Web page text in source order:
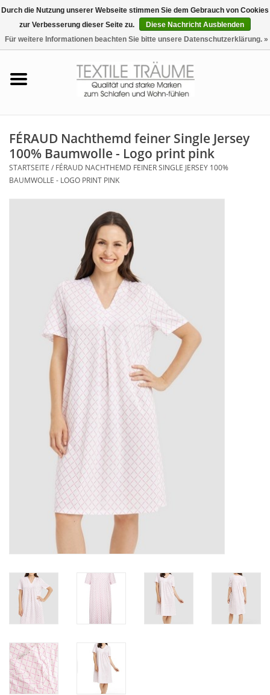
0 Artikel - €0,00
Tag & Nachtwäsche
Badezimmer & Sauna
Haus-Bademäntel
Plaids, Decken, Kissen
Mode & Accessoires
Edles aus Cashmere
Tisch & Küche
Geschenkideen und
Accessoires Spa
Info-Service
Geprüfter Webshop
Über uns
Vertrag widerrufen
FÉRAUD Nachthemd feiner Single Jersey
100% Baumwolle - Logo print pink
STARTSEITE / FÉRAUD NACHTHEMD FEINER SINGLE JERSEY 100%
BAUMWOLLE - LOGO PRINT PINK
Durch die Nutzung unserer Webseite stimmen Sie dem Gebrauch von Cookies
zur Verbesserung dieser Seite zu.
Diese Nachricht Ausblenden
Für weitere Informationen beachten Sie bitte unsere Datenschutzerklärung. »